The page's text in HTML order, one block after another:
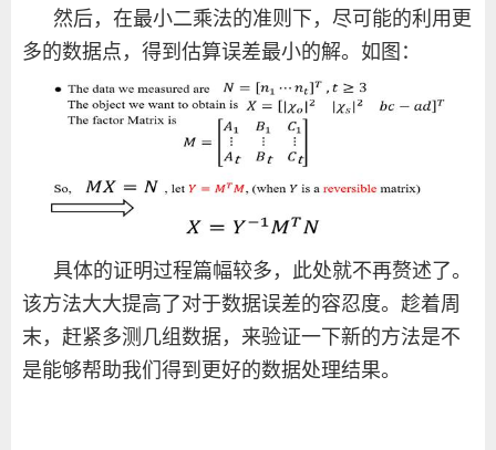
然后，在最小二乘法的准则下，尽可能的利用更
多的数据点，得到估算误差最小的解。如图：
具体的证明过程篇幅较多，此处就不再赘述了。
该方法大大提高了对于数据误差的容忍度。趁着周
末，赶紧多测几组数据，来验证一下新的方法是不
是能够帮助我们得到更好的数据处理结果。